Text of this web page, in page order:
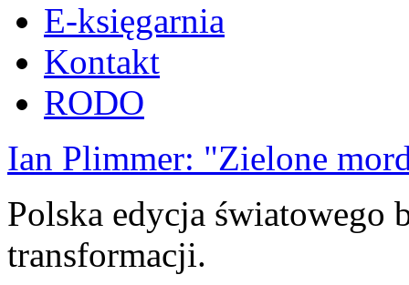
E-księgarnia
Kontakt
RODO
Ian Plimmer: "Zielone
Polska edycja światowego
transformacji.